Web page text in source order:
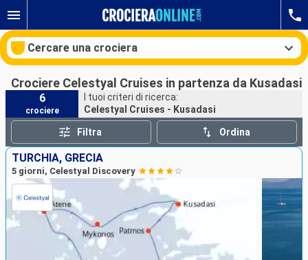
Cercare una crociera
Le nostre destinazioni
Mesi di partenza
Porti
Ricerca
Crociere Celestyal Cruises in partenza da Kusadasi
6
crociere
I tuoi criteri di ricerca:
Celestyal Cruises - Kusadasi
Filtra Ordina
TURCHIA, GRECIA
5 giorni, Celestyal Discovery